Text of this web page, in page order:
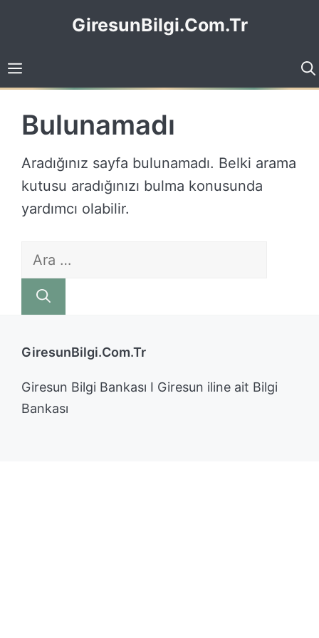
GiresunBilgi.Com.Tr
Bulunamadı
Aradığınız sayfa bulunamadı. Belki arama
kutusu aradığınızı bulma konusunda
yardımcı olabilir.
için
ara
GiresunBilgi.Com.Tr
Giresun Bilgi Bankası I Giresun iline ait Bilgi
Bankası